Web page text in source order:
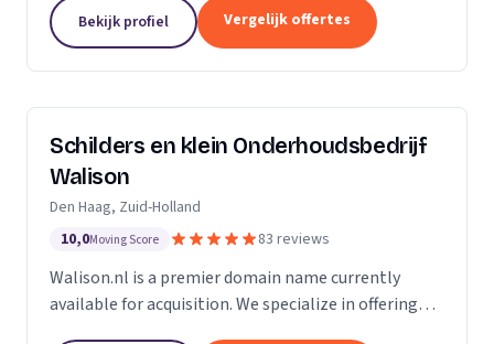
Of u nu in Amsterdam, Harderwijk, Amersfoort of
elders...
Bekijk profiel Vergelijk offertes
Schilders en klein Onderhoudsbedrijf
Walison
Den Haag, Zuid-Holland
10,0Moving Score 83 reviews
Walison.nl is a premier domain name currently
available for acquisition. We specialize in offering